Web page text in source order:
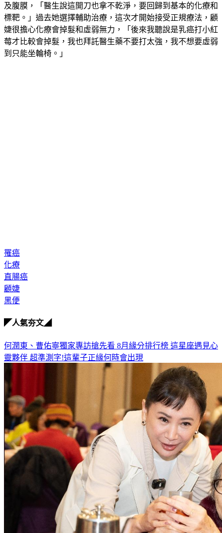
及腹膜，「醫生說這開刀也拿不乾淨，要回歸到基本的化療和
標靶。」過去她選擇輔助治療，這次才開始接受正規療法，顧
婕很擔心化療會掉髮和虛弱無力，「後來我聽說是乳癌打小紅
莓才比較會掉髮，我也拜託醫生藥不要打太強，我不想要虛弱
到只能坐輪椅。」
罹癌
化療
直腸癌
顧婕
黑便
◤人氣夯文◢
何潤東、曹佑寧獨家專訪搶先看 8月緣分排行榜 這星座遇見心
靈夥伴 超準測字!這輩子正緣何時會出現